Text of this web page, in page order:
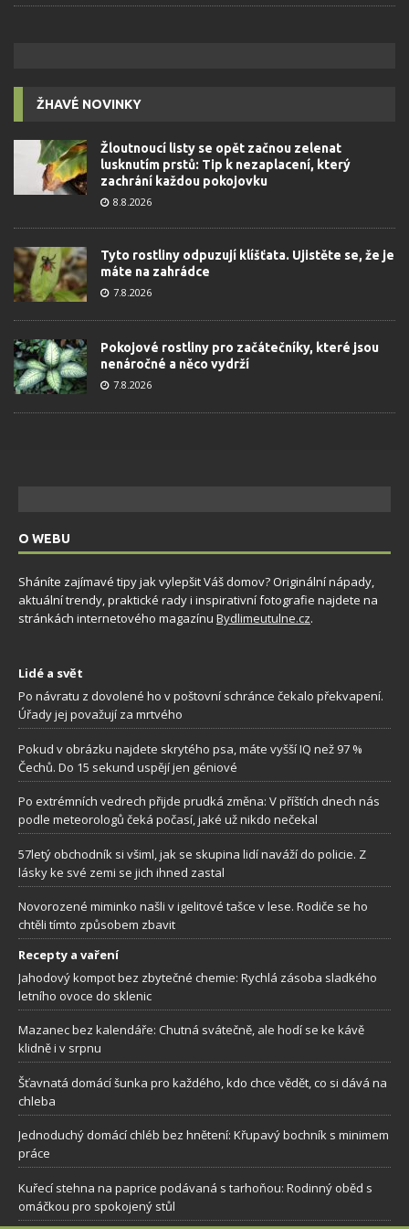
ŽHAVÉ NOVINKY
Žloutnoucí listy se opět začnou zelenat
lusknutím prstů: Tip k nezaplacení, který
zachrání každou pokojovku
8.8.2026
Tyto rostliny odpuzují klíšťata. Ujistěte se, že je
máte na zahrádce
7.8.2026
Pokojové rostliny pro začátečníky, které jsou
nenáročné a něco vydrží
7.8.2026
O WEBU
Sháníte zajímavé tipy jak vylepšit Váš domov? Originální nápady,
aktuální trendy, praktické rady i inspirativní fotografie najdete na
stránkách internetového magazínu Bydlimeutulne.cz.
Lidé a svět
Po návratu z dovolené ho v poštovní schránce čekalo překvapení.
Úřady jej považují za mrtvého
Pokud v obrázku najdete skrytého psa, máte vyšší IQ než 97 %
Čechů. Do 15 sekund uspějí jen géniové
Po extrémních vedrech přijde prudká změna: V příštích dnech nás
podle meteorologů čeká počasí, jaké už nikdo nečekal
57letý obchodník si všiml, jak se skupina lidí naváží do policie. Z
lásky ke své zemi se jich ihned zastal
Novorozené miminko našli v igelitové tašce v lese. Rodiče se ho
chtěli tímto způsobem zbavit
Recepty a vaření
Jahodový kompot bez zbytečné chemie: Rychlá zásoba sladkého
letního ovoce do sklenic
Mazanec bez kalendáře: Chutná svátečně, ale hodí se ke kávě
klidně i v srpnu
Šťavnatá domácí šunka pro každého, kdo chce vědět, co si dává na
chleba
Jednoduchý domácí chléb bez hnětení: Křupavý bochník s minimem
práce
Kuřecí stehna na paprice podávaná s tarhoňou: Rodinný oběd s
omáčkou pro spokojený stůl